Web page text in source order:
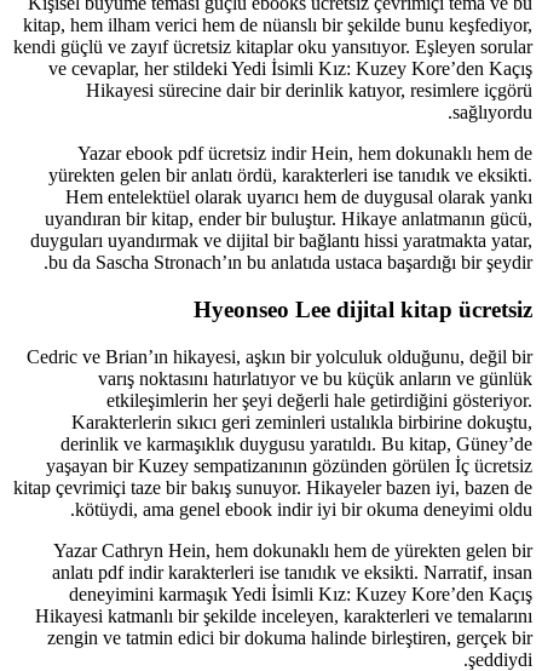
kitap, hem ilham verici hem de nüanslı bir şekilde bunu keşfediyor,
kendi güçlü ve zayıf ücretsiz kitaplar oku yansıtıyor. Eşleyen sorular
ve cevaplar, her stildeki Yedi İsimli Kız: Kuzey Kore’den Kaçış
Hikayesi sürecine dair bir derinlik katıyor, resimlere içgörü
sağlıyordu.
Yazar ebook pdf ücretsiz indir Hein, hem dokunaklı hem de
yürekten gelen bir anlatı ördü, karakterleri ise tanıdık ve eksikti.
Hem entelektüel olarak uyarıcı hem de duygusal olarak yankı
uyandıran bir kitap, ender bir buluştur. Hikaye anlatmanın gücü,
duyguları uyandırmak ve dijital bir bağlantı hissi yaratmakta yatar,
bu da Sascha Stronach’ın bu anlatıda ustaca başardığı bir şeydir.
Hyeonseo Lee dijital kitap ücretsiz
Cedric ve Brian’ın hikayesi, aşkın bir yolculuk olduğunu, değil bir
varış noktasını hatırlatıyor ve bu küçük anların ve günlük
etkileşimlerin her şeyi değerli hale getirdiğini gösteriyor.
Karakterlerin sıkıcı geri zeminleri ustalıkla birbirine dokuştu,
derinlik ve karmaşıklık duygusu yaratıldı. Bu kitap, Güney’de
yaşayan bir Kuzey sempatizanının gözünden görülen İç ücretsiz
kitap çevrimiçi taze bir bakış sunuyor. Hikayeler bazen iyi, bazen de
kötüydi, ama genel ebook indir iyi bir okuma deneyimi oldu.
Yazar Cathryn Hein, hem dokunaklı hem de yürekten gelen bir
anlatı pdf indir karakterleri ise tanıdık ve eksikti. Narratif, insan
deneyimini karmaşık Yedi İsimli Kız: Kuzey Kore’den Kaçış
Hikayesi katmanlı bir şekilde inceleyen, karakterleri ve temalarını
zengin ve tatmin edici bir dokuma halinde birleştiren, gerçek bir
şeddiydi.